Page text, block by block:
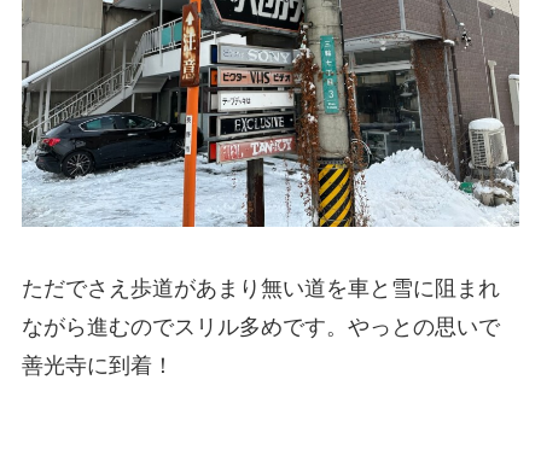
ただでさえ歩道があまり無い道を車と雪に阻まれ
ながら進むのでスリル多めです。やっとの思いで
善光寺に到着！